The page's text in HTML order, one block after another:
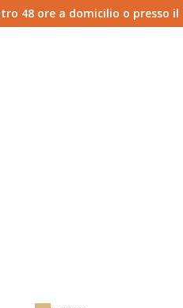
48 ore a domicilio o presso